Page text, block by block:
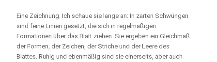
Eine Zeichnung. Ich schaue sie lange an: In zarten Schwüngen
sind feine Linien gesetzt, die sich in regelmäßigen
Formationen über das Blatt ziehen. Sie ergeben ein Gleichmaß
der Formen, der Zeichen, der Striche und der Leere des
Blattes. Ruhig und ebenmäßig sind sie einerseits, aber auch